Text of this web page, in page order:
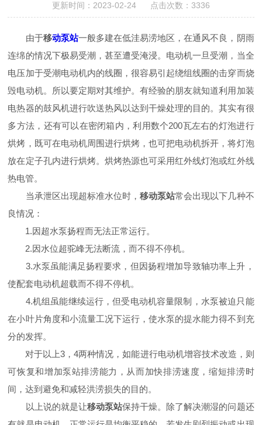
更新时间：2023-02-24 点击次数：3336
由于移动泵站一般多建在低洼易涝地区，在通风不良，阴雨
连绵的情况下极易受潮，甚至遭受淹浸。电动机一旦受潮，当全
电压加于受潮电动机内的线圈，很容易引起绕组线圈的击穿而烧
毁电动机。所以要定期对其维护。有经验的朋友就知道利用加装
电热器的鼓风机进行吹送热风以达到干燥处理的目的。其实有很
多方法，还有可以在密闭箱内，利用数个200瓦左右的灯泡进行
烘烤，既可在电动机周围进行烘烤，也可把电动机拆开，将灯泡
放在定子孔内进行烘烤。烘烤热源也可采用红外线灯泡或红外线
热电管。
当承泄区出现超标准水位时，移动泵站常会出现以下几种不
良情况：
1.因超水泵扬程而无法正常运行。
2.因水位超驼峰无法断流，而不得不停机。
3.水泵虽能满足扬程要求，但因扬程增加导致轴功率上升，
使配套电动机超载而不得不停机。
4.机组虽能继续运行，但受电动机容量限制，水泵被迫只能
在小叶片角度和小流量工况下运行，使水泵的提水能力得不到充
分的发挥。
对于以上3，4两种情况，如能进行电动机增容技术改造，则
可恢复和增加泵站排涝能力，从而加快排涝速度，缩短排涝时
间，达到避免和减轻洪涝损失的目的。
以上说的就是让移动泵站保持干燥。除了解决潮湿的问题还